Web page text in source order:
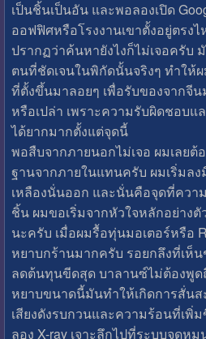
เป็นชิ้นเป็นอัน และพอลองเปิด
ออฟฟิศหรือโรงงานเขาตั้งอยู่ตรง
ปรากฏว่าค้นหายังไงก็ไม่เจอครับ
ตนที่ชัดเจนในพิกัดนั้นจริงๆ ทำให้
ที่ตั้งขึ้นมาลอยๆ เพื่อรับของจากจี
หรือเปล่า เพราะความรับผิดชอบ
ได้ยากมากตั้งแต่จุดนี้
พอสืบจากภายนอกไม่เจอ ผมเลยต้
ฐานจากภายในแทนครับ ผมเริ่มล
เหลืองนั่นออก และนั่นคือจุดที่ควา
ชิ้น ผมขอเริ่มจากหัวใจหลักอย่าง
นะครับ เมื่อผมรื้อทุ่นมอเตอร์หรือ
หยาบกร้านมากครับ รอยกลึงที่เห็
ลดต้นทุนขีดสุด บาลานซ์ไม่ต้องพูด
หยาบขนาดนี้มันทำให้เกิดการสั่นส
เสียงดังรบกวนและความร้อนที่เพิ่
ลอง X-ray เจาะลึกไปที่ระบบจุดห